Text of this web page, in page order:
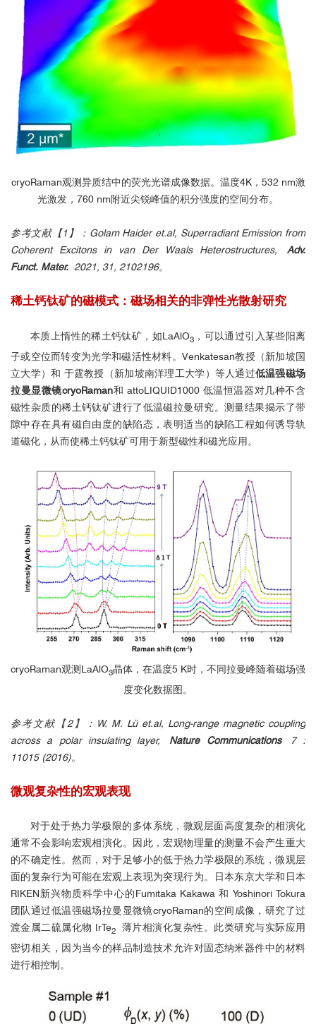
cryoRaman观测异质结中的荧光光谱成像数据。温度4K，532 nm激
光激发，760 nm附近尖锐峰值的积分强度的空间分布。
参考文献【1】：Golam Haider et.al, Superradiant Emission from
Coherent Excitons in van Der Waals Heterostructures, Adv.
Funct. Mater. 2021, 31, 2102196。
稀土钙钛矿的磁模式：磁场相关的非弹性光散射研究
本质上惰性的稀土钙钛矿，如LaAlO3，可以通过引入某些阳离
子或空位而转变为光学和磁活性材料。Venkatesan教授（新加坡国
立大学）和 于霆教授（新加坡南洋理工大学）等人通过低温强磁场
拉曼显微镜cryoRaman和 attoLIQUID1000 低温恒温器对几种不含
磁性杂质的稀土钙钛矿进行了低温磁拉曼研究。测量结果揭示了带
隙中存在具有磁自由度的缺陷态，表明适当的缺陷工程如何诱导轨
道磁化，从而使稀土钙钛矿可用于新型磁性和磁光应用。
cryoRaman观测LaAlO3晶体，在温度5 K时，不同拉曼峰随着磁场强
度变化数据图。
参考文献【2】：W. M. Lü et.al, Long-range magnetic coupling
across a polar insulating layer, Nature Communications7 :
11015 (2016)。
微观复杂性的宏观表现
对于处于热力学极限的多体系统，微观层面高度复杂的相演化
通常不会影响宏观相演化。因此，宏观物理量的测量不会产生重大
的不确定性。然而，对于足够小的低于热力学极限的系统，微观层
面的复杂行为可能在宏观上表现为突现行为。日本东京大学和日本
RIKEN新兴物质科学中心的Fumitaka Kakawa 和 Yoshinori Tokura
团队通过低温强磁场拉曼显微镜cryoRaman的空间成像，研究了过
渡金属二硫属化物 IrTe2 薄片相演化复杂性。此类研究与实际应用
密切相关，因为当今的样品制造技术允许对固态纳米器件中的材料
进行相控制。
■ 碳纳米管低温拉曼测量：高空间分
辨率
■变温荧光光谱测量
2 2
■ 低温与强磁场下，偏振拉曼光谱测
量
2
量
■不同强度磁场下，偏振拉曼光谱测